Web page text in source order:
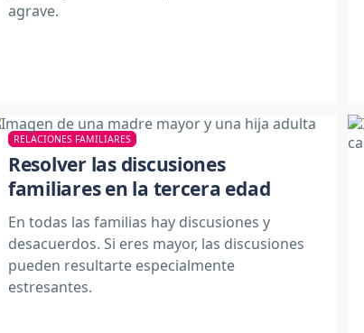
agrave.
RELACIONES FAMILIARES
Resolver las discusiones
familiares en la tercera edad
En todas las familias hay discusiones y
desacuerdos. Si eres mayor, las discusiones
pueden resultarte especialmente
estresantes.